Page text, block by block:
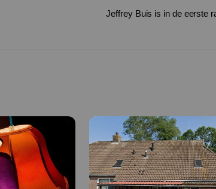
Jeffrey Buis is in de eerste